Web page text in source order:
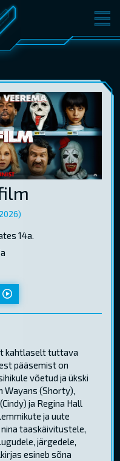
KLUBI
14a.
kahtlaselt tuttava
pääsemist on
võetud ja ükski
Wayans (Shorty),
ja Regina Hall
ja uute
taaskäivitustele,
järgedele,
esineb sõna